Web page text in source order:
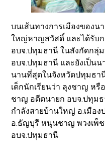
บนเส้นทางการเมืองของ
ใหญ่หาญสวัสดิ์ และได้รับ
อบจ.ปทุมธานี ในสังกัดกลุ่
อบจ.ปทุมธานี และยังเป็น
นานที่สุดในจังหวัดปทุมธา
เด็กนักเรียนว่า ลุงชาญ ห
ชาญ อดีตนายก อบจ.ปทุมธ
กำลังสายบ้านใหญ่ อ.เมือ
อ.ธัญบุรี หนุนชาญ พวงเพ็ช
อบจ.ปทุมธานี